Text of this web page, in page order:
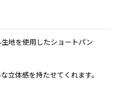
地を使用したショートパン
立体感を持たせてくれます。